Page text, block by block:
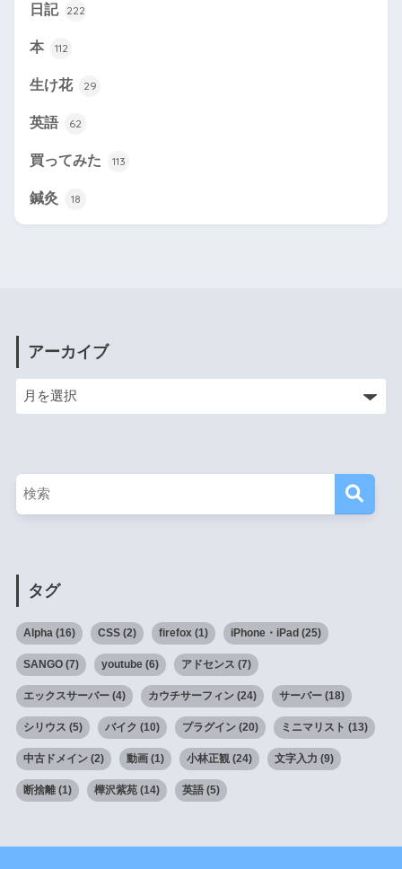
日記 222
本 112
生け花 29
英語 62
買ってみた 113
鍼灸 18
アーカイブ
タグ
Alpha(16) CSS(2) firefox(1) iPhone・iPad (25)
SANGO(7) youtube(6) アドセンス (7)
エックスサーバー(4) カウチサーフィン(24) サーバー(18)
シリウス (5) バイク (10) プラグイン(20) ミニマリスト (13)
中古ドメイン(2) 動画(1) 小林正観(24) 文字入力 (9)
断捨離(1) 樺沢紫苑(14) 英語(5)